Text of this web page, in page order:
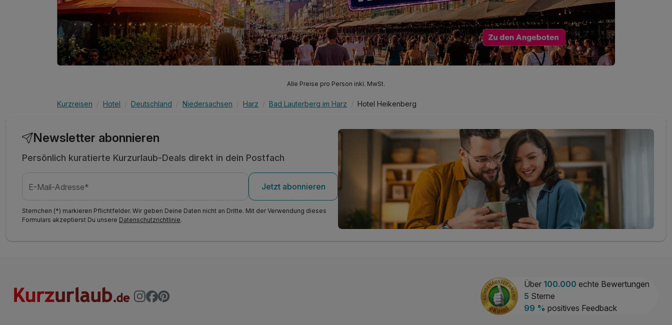
Alle Preise pro Person inkl. MwSt.
Kurzreisen Hotel Deutschland Niedersachsen Harz Bad Lauterberg im Harz Hotel Heikenberg
Newsletter abonnieren
Persönlich kuratierte Kurzurlaub-Deals direkt in dein Postfach
E-Mail-Adresse* Jetzt abonnieren
Sternchen (*) markieren Pflichtfelder. Wir geben Deine Daten nicht an Dritte. Mit der Verwendung dieses
Formulars akzeptierst Du unsere Datenschutzrichtlinie.
Über 100.000 echte Bewertungen
5 Sterne
99 % positives Feedback